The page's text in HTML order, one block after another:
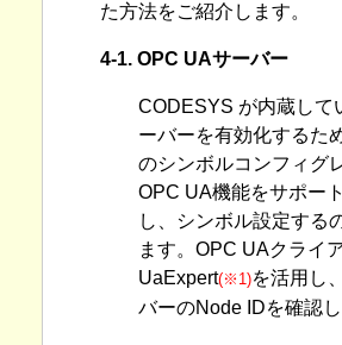
た方法をご紹介します。
4-1. OPC UAサーバー
CODESYS が内蔵して
ーバーを有効化するた
のシンボルコンフィグ
OPC UA機能をサポー
し、シンボル設定する
ます。OPC UAクライ
UaExpert(※1)を活用し
バーのNode IDを確認し